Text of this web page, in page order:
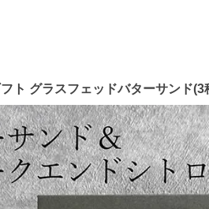
ト グラスフェッドバターサンド